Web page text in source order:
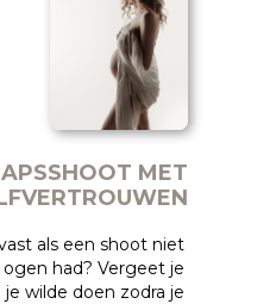
MET
als een shoot niet
had? Vergeet je
je wilde doen zodra je